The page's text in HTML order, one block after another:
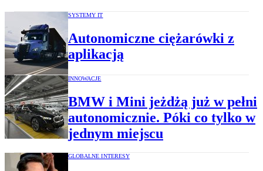
SYSTEMY IT
Autonomiczne ciężarówki z
aplikacją
INNOWACJE
BMW i Mini jeżdżą już w pełni
autonomicznie. Póki co tylko w
jednym miejscu
GLOBALNE INTERESY